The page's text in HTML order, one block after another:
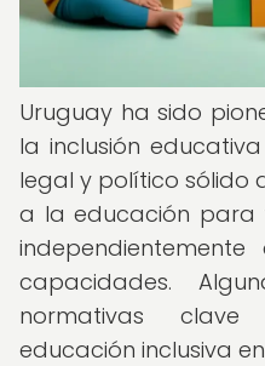
Uruguay ha sido
la inclusión
legal y político sólido
a la educación para
capacidades.
normativas
educación inclusiva